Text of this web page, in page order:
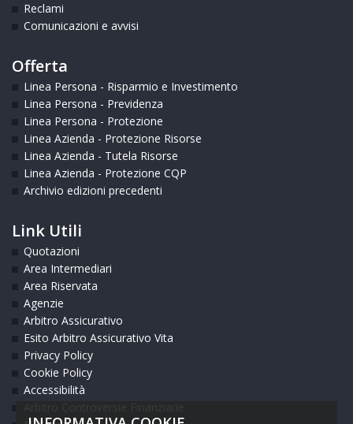
Reclami
Comunicazioni e avvisi
Offerta
Linea Persona - Risparmio e Investimento
Linea Persona - Previdenza
Linea Persona - Protezione
Linea Azienda - Protezione Risorse
Linea Azienda - Tutela Risorse
Linea Azienda - Protezione CQP
Archivio edizioni precedenti
Link Utili
Quotazioni
Area Intermediari
Area Riservata
Agenzie
Arbitro Assicurativo
Esito Arbitro Assicurativo Vita
Privacy Policy
Cookie Policy
Accessibilità